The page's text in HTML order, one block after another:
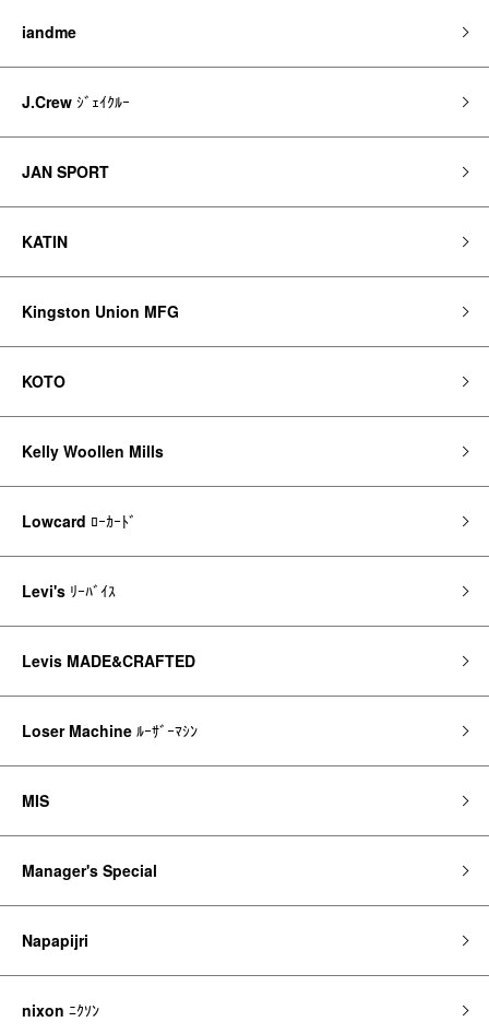
iandme
J.Crew ｼﾞｪｲｸﾙｰ
JAN SPORT
KATIN
Kingston Union MFG
KOTO
Kelly Woollen Mills
Lowcard ﾛｰｶｰﾄﾞ
Levi's ﾘｰﾊﾞｲｽ
Levis MADE&CRAFTED
Loser Machine ﾙｰｻﾞｰﾏｼﾝ
MIS
Manager's Special
Napapijri
nixon ﾆｸｿﾝ